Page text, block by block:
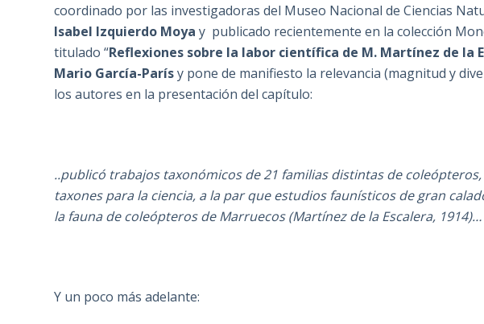
coordinado por las investigadoras del Museo Nacional de Ciencias
Isabel Izquierdo Moya y publicado recientemente en la colección
titulado “Reflexiones sobre la labor científica de M. Martínez de la
Mario García-Parísy pone de manifiesto la relevancia (magnitud y
los autores en la presentación del capítulo:
..publicó trabajos taxonómicos de 21 familias distintas de
taxones para la ciencia, a la par que estudios faunísticos de gran
la fauna de coleópteros de Marruecos (Martínez de la Escalera, 1914)…
Y un poco más adelante: